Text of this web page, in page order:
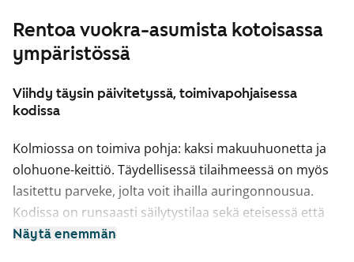
Rentoa vuokra-asumista kotoisassa
ympäristössä
Viihdy täysin päivitetyssä, toimivapohjaisessa
kodissa
Kolmiossa on toimiva pohja: kaksi makuuhuonetta ja
olohuone-keittiö. Täydellisessä tilaihmeessä on myös
lasitettu parveke, jolta voit ihailla auringonnousua.
Kodissa on runsaasti säilytystilaa sekä eteisessä että
molemmissa makuuhuoneissa. Toimiva avokeittiö on
Näytä enemmän